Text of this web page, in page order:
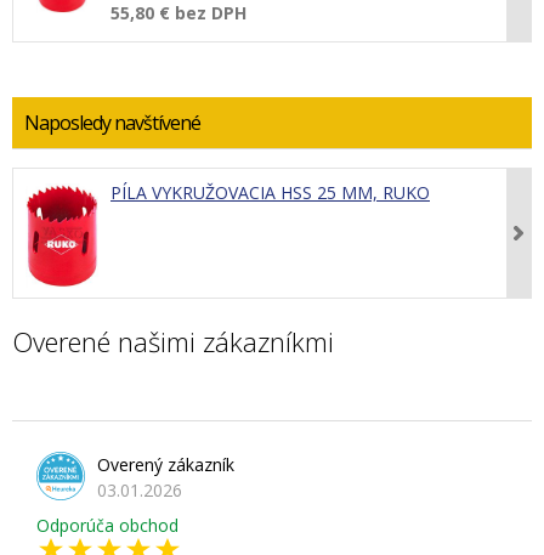
55,80 € bez DPH
Naposledy navštívené
PÍLA VYKRUŽOVACIA HSS 25 MM, RUKO
Overené našimi zákazníkmi
Overený zákazník
03.01.2026
Odporúča obchod